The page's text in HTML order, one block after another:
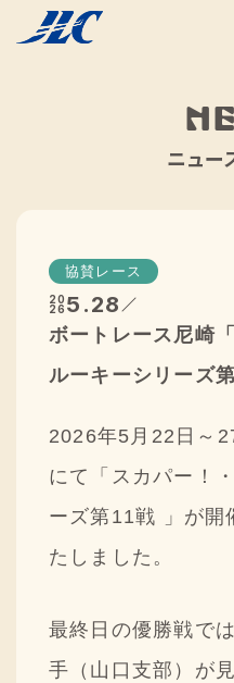
サービス紹介
代表メッセージ
会社概要
会社沿革
CSR活動
採用情報
ニュースリリース
Q&A
ご意見・ご感想
ニュー
協賛レース
20
26 5.28
ボートレース尼崎
ルーキーシリーズ
2026年5月22日～
にて「スカパー！
ーズ第11戦 」が開
たしました。
最終日の優勝戦で
手（山口支部）が